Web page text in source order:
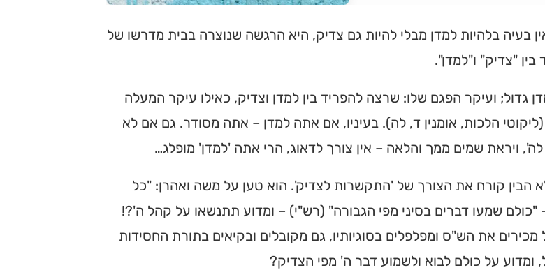
בעיה בלהיות למדן מבלי להיות גם צדיק, היא הרגשה שנוצרה בבית מדרשו של
"צדיק" ו"למדן".
גדול; ועיקר הפגם שלו: שרצה להפריד בין למדן וצדיק, כאילו עיקר המעלה
הלכות, אומנין ד, לה). בעיניו, אם אתה למדן – אתה מסודר. גם אם לא
לה', ויראת שמים ממך והלאה – אין צורך לדאוג, הרי אתה 'למדן' מופלג…
הבין קורח את הצורך של 'התקשרות לצדיק'. הוא טען על משה ואהרן: "כל
שמעו דברים בסיני מפי הגבורה" (רש"י) – ומדוע תתנשאו על קהל ה'?!
את הש"ס ומפלפלים בסוגיותיו, גם מקובלים ובקיאים בתורת החסידות
על כולם לבוא ולשמוע דבר ה' מפי הצדיק?